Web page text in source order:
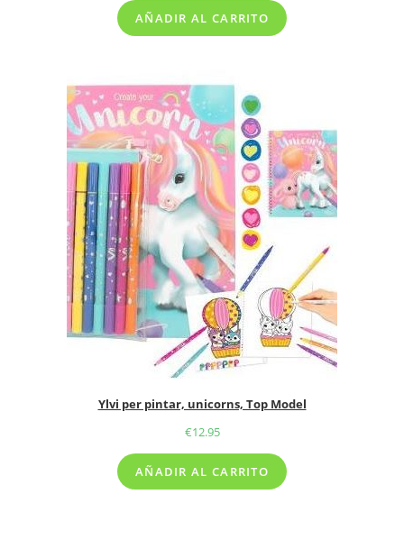
AÑADIR AL CARRITO
Ylvi per pintar, unicorns, Top Model
€12.95
AÑADIR AL CARRITO